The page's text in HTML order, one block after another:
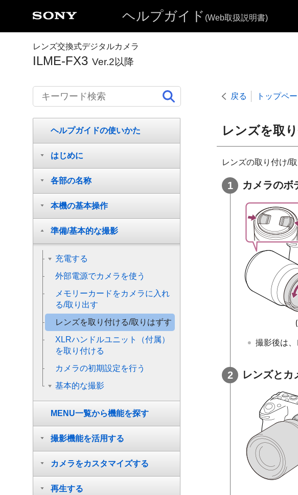
ヘルプガイド (Web取扱説明書)
レンズ交換式デジタルカメラ
ILME-FX3 Ver.2以降
戻る トップペ
レンズを取
レンズの取り付け/
カメラのボ
撮影後は
レンズとカ
ヘルプガイドの使いかた
はじめに
各部の名称
本機の基本操作
準備/基本的な撮影
充電する
外部電源でカメラを使う
メモリーカードをカメラに入れ
る/取り出す
レンズを取り付ける/取りはずす
XLRハンドルユニット（付属）
を取り付ける
カメラの初期設定を行う
基本的な撮影
MENU一覧から機能を探す
撮影機能を活用する
カメラをカスタマイズする
再生する